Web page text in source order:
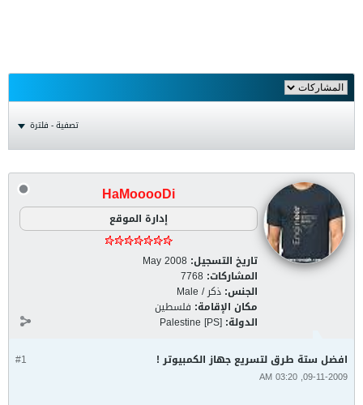
تصفية - فلترة
HaMooooDi
إدارة الموقع
تاريخ التسجيل: May 2008
المشاركات: 7768
الجنس: ذكر / Male
مكان الإقامة: فلسطين
الدولة: Palestine [PS]
#1 افضل ستة طرق لتسريع جهاز الكمبيوتر !
09-11-2009, 03:20 AM